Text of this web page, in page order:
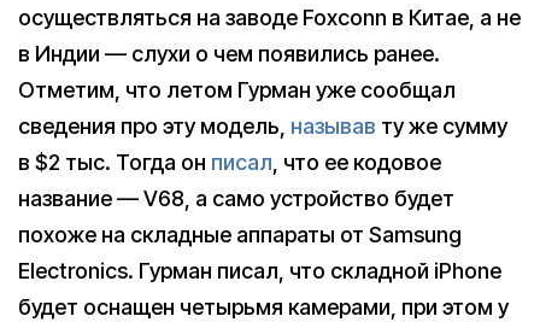
осуществляться на заводе Foxconn в Китае, а не
в Индии — слухи о чем появились ранее.
Отметим, что летом Гурман уже сообщал
сведения про эту модель, называв ту же сумму
в $2 тыс. Тогда он писал, что ее кодовое
название — V68, а само устройство будет
похоже на складные аппараты от Samsung
Electronics. Гурман писал, что складной iPhone
будет оснащен четырьмя камерами, при этом у